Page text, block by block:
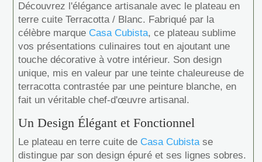
Découvrez l'élégance artisanale avec le plateau en
terre cuite Terracotta / Blanc. Fabriqué par la
célèbre marque Casa Cubista, ce plateau sublime
vos présentations culinaires tout en ajoutant une
touche décorative à votre intérieur. Son design
unique, mis en valeur par une teinte chaleureuse de
terracotta contrastée par une peinture blanche, en
fait un véritable chef-d'œuvre artisanal.
Un Design Élégant et Fonctionnel
Le plateau en terre cuite de Casa Cubistase
distingue par son design épuré et ses lignes sobres.